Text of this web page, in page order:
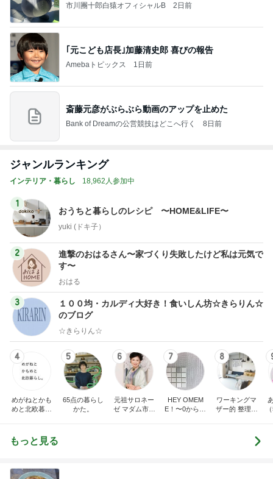
市川團十郎白猿オフィシャルB 2日前
｢元こども店長｣加藤清史郎 喜びの報告
Amebaトピックス 1日前
斎藤元彦がぶらぶら動画のアップを止めた
Bank of Dreamの公営競技はどこへ行く 8日前
ジャンルランキング
インテリア・暮らし 18,962人参加中
1
おうちと暮らしのレシピ 〜HOME&LIFE〜
yuki (ドキ子）
2
進撃のおはるさん〜家づくり失敗したけど私は元気で
す〜
おはる
3
１００均・カルディ大好き！食いしん坊☆きらりん☆
のブログ
☆きらりん☆
4
めがねとかも
めと北欧暮ら
5
65点の暮らし
かた。
6
元祖サロネー
ゼ マダム市川
7
HEY OMEM
E！〜0からの
8
ワーキングマ
ザー的 整理収
もっと見る